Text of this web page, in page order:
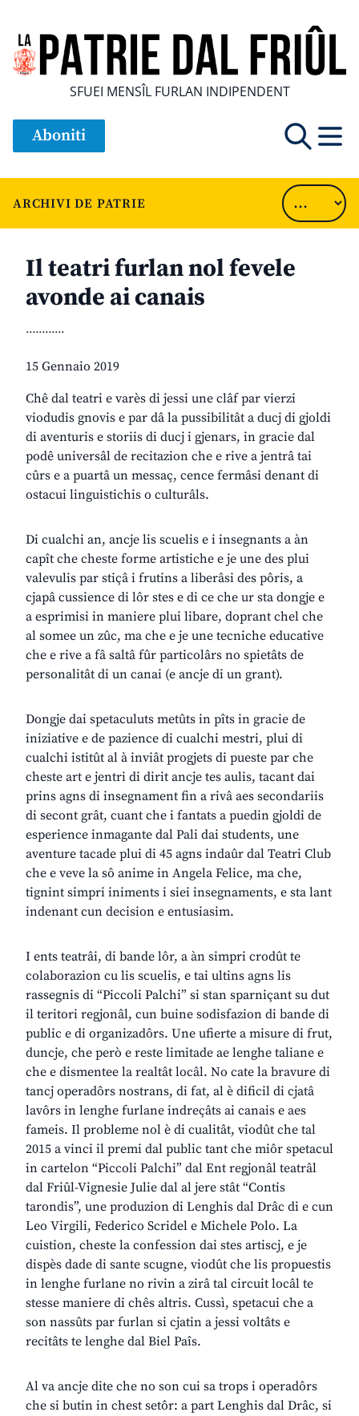
SFUEI MENSÎL FURLAN INDIPENDENT
Aboniti
ARCHIVI DE PATRIE
Il teatri furlan nol fevele
avonde ai canais
............
15 Gennaio 2019
Chê dal teatri e varès di jessi une clâf par vierzi
viodudis gnovis e par dâ la pussibilitât a ducj di gjoldi
di aventuris e storiis di ducj i gjenars, in gracie dal
podê universâl de recitazion che e rive a jentrâ tai
cûrs e a puartâ un messaç, cence fermâsi denant di
ostacui linguistichis o culturâls.
Di cualchi an, ancje lis scuelis e i insegnants a àn
capît che cheste forme artistiche e je une des plui
valevulis par stiçâ i frutins a liberâsi des pôris, a
cjapâ cussience di lôr stes e di ce che ur sta dongje e
a esprimisi in maniere plui libare, doprant chel che
al somee un zûc, ma che e je une tecniche educative
che e rive a fâ saltâ fûr particolârs no spietâts de
personalitât di un canai (e ancje di un grant).
Dongje dai spetaculuts metûts in pîts in gracie de
iniziative e de pazience di cualchi mestri, plui di
cualchi istitût al à inviât progjets di pueste par che
cheste art e jentri di dirit ancje tes aulis, tacant dai
prins agns di insegnament fin a rivâ aes secondariis
di secont grât, cuant che i fantats a puedin gjoldi de
esperience inmagante dal Pali dai students, une
aventure tacade plui di 45 agns indaûr dal Teatri Club
che e veve la sô anime in Angela Felice, ma che,
tignint simpri iniments i siei insegnaments, e sta lant
indenant cun decision e entusiasim.
I ents teatrâi, di bande lôr, a àn simpri crodût te
colaborazion cu lis scuelis, e tai ultins agns lis
rassegnis di “Piccoli Palchi” si stan sparniçant su dut
il teritori regjonâl, cun buine sodisfazion di bande di
public e di organizadôrs. Une ufierte a misure di frut,
duncje, che però e reste limitade ae lenghe taliane e
che e dismentee la realtât locâl. No cate la bravure di
tancj operadôrs nostrans, di fat, al è dificil di cjatâ
lavôrs in lenghe furlane indreçâts ai canais e aes
fameis. Il probleme nol è di cualitât, viodût che tal
2015 a vinci il premi dal public tant che miôr spetacul
in cartelon “Piccoli Palchi” dal Ent regjonâl teatrâl
dal Friûl-Vignesie Julie dal al jere stât “Contis
tarondis”, une produzion di Lenghis dal Drâc di e cun
Leo Virgili, Federico Scridel e Michele Polo. La
cuistion, cheste la confession dai stes artiscj, e je
dispès dade di sante scugne, viodût che lis propuestis
in lenghe furlane no rivin a zirâ tal circuit locâl te
stesse maniere di chês altris. Cussì, spetacui che a
son nassûts par furlan si cjatin a jessi voltâts e
recitâts te lenghe dal Biel Paîs.
Al va ancje dite che no son cui sa trops i operadôrs
che si butin in chest setôr: a part Lenghis dal Drâc, si